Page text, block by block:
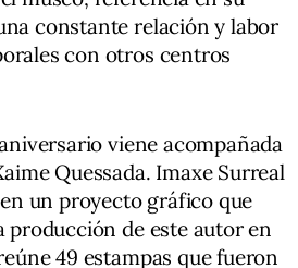
constante relación y labor
con otros centros
viene acompañada
Quessada. Imaxe Surreal
en un proyecto gráfico que
producción de este autor en
49 estampas que fueron